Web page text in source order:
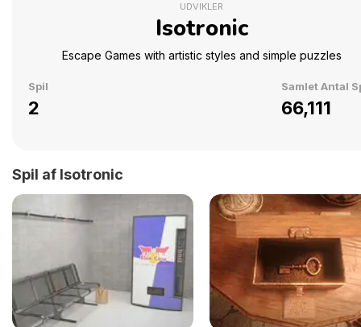
UDVIKLER
Isotronic
Escape Games with artistic styles and simple puzzles
Spil
2
Samlet Antal
66,111
Spil af Isotronic